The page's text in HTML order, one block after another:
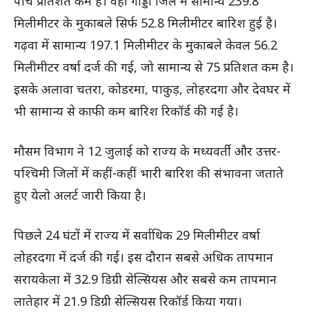
मिलीमीटर के मुकाबले सिर्फ 52.8 मिलीमीटर बारिश हुई है।
गढ़वा में सामान्य 197.1 मिलीमीटर के मुकाबले केवल 56.2
मिलीमीटर वर्षा दर्ज की गई, जो सामान्य से 75 प्रतिशत कम है।
इसके अलावा चतरा, कोडरमा, पाकुड़, लोहरदगा और देवघर में
भी सामान्य से काफी कम बारिश रिकॉर्ड की गई है।
मौसम विभाग ने 12 जुलाई को राज्य के मध्यवर्ती और उत्तर-
पश्चिमी जिलों में कहीं-कहीं भारी बारिश की संभावना जताते
हुए येलो अलर्ट जारी किया है।
पिछले 24 घंटों में राज्य में सर्वाधिक 29 मिलीमीटर वर्षा
लोहरदगा में दर्ज की गई। इस दौरान सबसे अधिक तापमान
सरायकेला में 32.9 डिग्री सेल्सियस और सबसे कम तापमान
लातेहार में 21.9 डिग्री सेल्सियस रिकॉर्ड किया गया।